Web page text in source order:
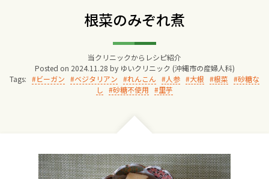
根菜のみぞれ煮
当クリニックからレシピ紹介
Posted on 2024.11.28 by ゆいクリニック (沖縄市の産婦人科)
Tags:
ビーガン ベジタリアン れんこん 人参 大根 根菜
砂糖な
し
砂糖不使用 里芋
院長からのごあいさつ
妊婦健診